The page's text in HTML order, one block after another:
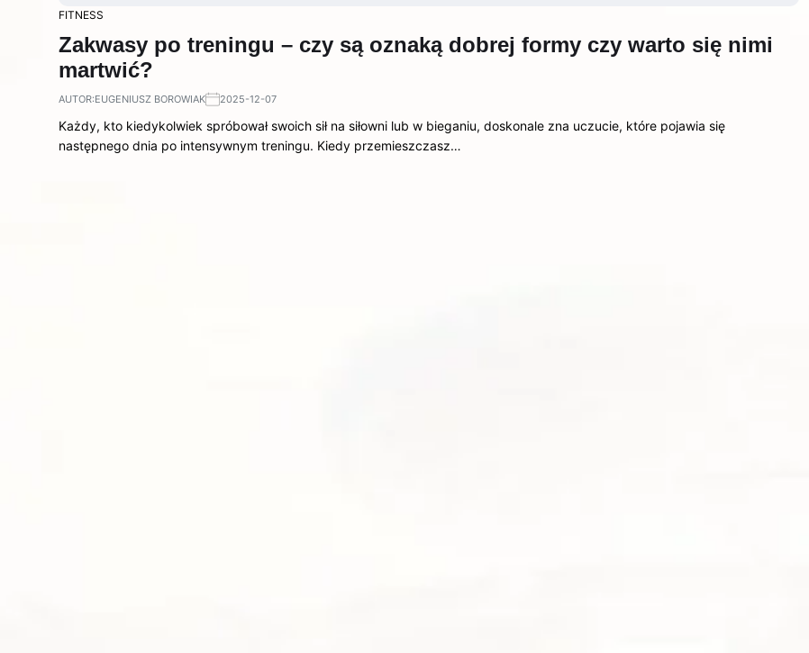
FITNESS
Zakwasy po treningu – czy są oznaką dobrej formy czy warto się nimi
martwić?
AUTOR:EUGENIUSZ BOROWIAK 2025-12-07
Każdy, kto kiedykolwiek spróbował swoich sił na siłowni lub w bieganiu, doskonale zna uczucie, które pojawia się
następnego dnia po intensywnym treningu. Kiedy przemieszczasz…